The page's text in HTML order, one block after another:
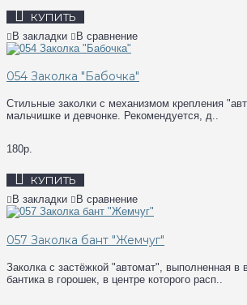
КУПИТЬ
В закладки В сравнение
054 Заколка "Бабочка"
Стильные заколки с механизмом крепления
мальчишке и девчонке. Рекомендуется, д..
180р.
КУПИТЬ
В закладки В сравнение
057 Заколка бант "Жемчуг"
Заколка с застёжкой "автомат", выполненная в
бантика в горошек, в центре которого расп..